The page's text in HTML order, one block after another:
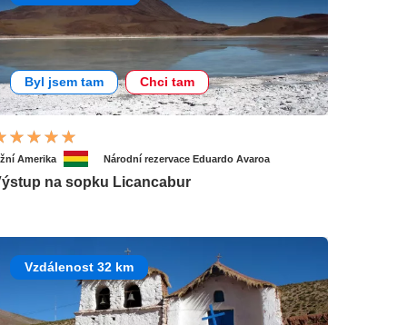
Byl jsem tam Chci tam
Amerika Národní rezervace Eduardo Avaroa
na sopku Licancabur
Vzdálenost 32 km